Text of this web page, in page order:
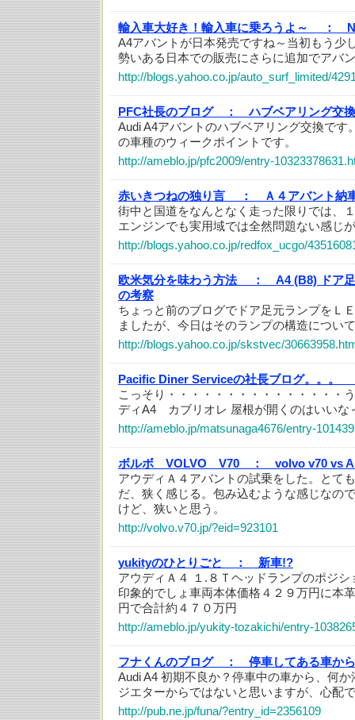
輸入車大好き！輸入車に乗ろうよ～ ：
A4アバントが日本発売ですね～当初もう少
勢いある日本での販売にさらに追加でアバ
http://blogs.yahoo.co.jp/auto_surf_limited/
PFC社長のブログ ：
ハブベアリング交換
Audi A4アバントのハブベアリング交換です
の車種のウィークポイントです。
http://ameblo.jp/pfc2009/entry-
赤いきつねの独り言 ：
Ａ４アバント納
街中と国道をなんとなく走った限りでは、
エンジンでも実用域では全然問題ない感
http://blogs.yahoo.co.jp/redfox_ucgo/
欧米気分を味わう方法 ：
A4 (B8) ドア
の考察
ちょっと前のブログでドア足元ランプをＬ
ましたが、今日はそのランプの構造につい
http://blogs.yahoo.co.jp/skstvec/
Pacific Diner Serviceの社長ブログ。。。
こっそり・・・・・・・・・・・・・・・
ディA4 カブリオレ 屋根が開くのはいいな
http://ameblo.jp/matsunaga4676/entry-
ボルボ VOLVO V70 ：
volvo v70 vs
アウディＡ４アバントの試乗をした。とて
だ、狭く感じる。包み込むような感じなの
けど、狭いと思う。
http://volvo.v70.jp/?eid=923101
yukityのひとりごと ：
新車!?
アウディＡ４ １.８Ｔヘッドランプのポジ
印象的でしょ車両本体価格４２９万円に本
円で合計約４７０万円
http://ameblo.jp/yukity-tozakichi/entry-
フナくんのブログ ：
停車してある車か
Audi A4 初期不良か？停車中の車から、何
ジエターからではないと思いますが、心配
http://pub.ne.jp/funa/?entry_id=2356109